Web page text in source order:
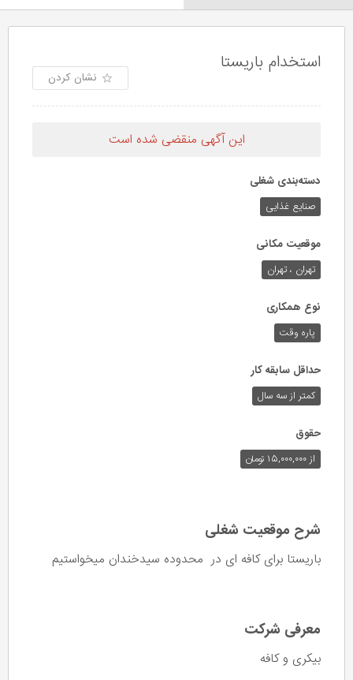
استخدام باریستا
نشان کردن
این آگهی منقضی شده است
دسته‌بندی شغلی
صنایع غذایی
موقعیت مکانی
تهران ، تهران
نوع همکاری
پاره وقت
حداقل سابقه کار
کمتر از سه سال
حقوق
از ۱۵,۰۰۰,۰۰۰ تومان
شرح موقعیت شغلی
باریستا برای کافه ای در محدوده سیدخندان میخواستیم
معرفی شرکت
بیکری و کافه